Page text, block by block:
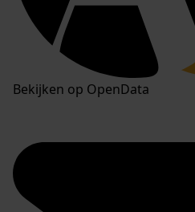
Bekijken op OpenData